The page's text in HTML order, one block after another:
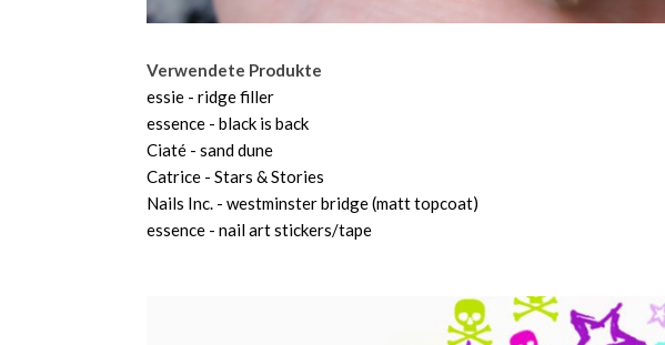
Verwendete Produkte
essie - ridge filler
essence - black is back
Ciaté - sand dune
Catrice - Stars & Stories
Nails Inc. - westminster bridge (matt topcoat)
essence - nail art stickers/tape